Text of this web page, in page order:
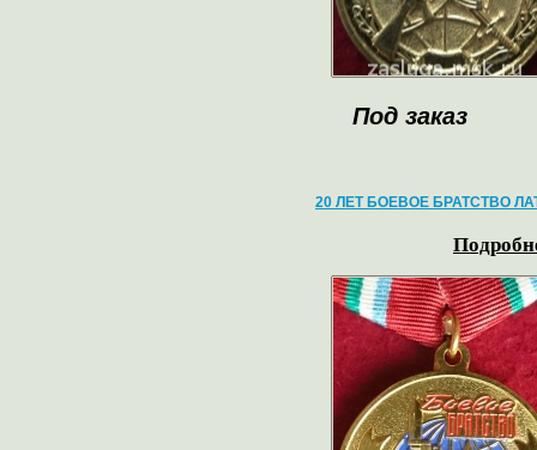
Под заказ
20 ЛЕТ БОЕВОЕ БРАТСТВО